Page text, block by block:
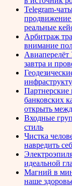
Telegram-
продвижение
реальные
Арбитраж
внимание
завтра и
банковских
открыть
Входные
стиль
Чистка
навредить
идеальной
Магний в
наше